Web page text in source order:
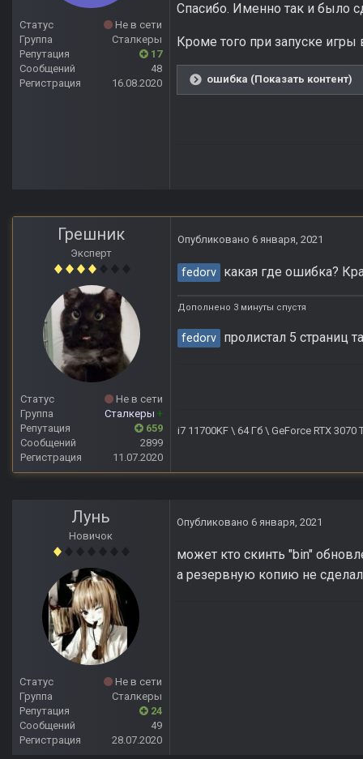
Статус
Не в сети
Группа
Сталкеры
Репутация
17
Сообщений
48
Регистрация
16.08.2020
Спасибо. Именно так и было
Кроме того при запуске игры
ошибка (Показать контент)
Грешник
Эксперт
Статус
Не в сети
Группа
Сталкеры +
Репутация
659
Сообщений
2899
Регистрация
11.07.2020
Опубликовано 6 января, 2021
fedorv какая где ошибка?
Дополнено 3 минуты спустя
fedorv пролистал 5 страниц
i7 11700KF \ 64 Гб \ GeForce RTX
Лунь
Новичок
Статус
Не в сети
Группа
Сталкеры
Репутация
24
Сообщений
49
Регистрация
28.07.2020
Опубликовано 6 января, 2021
может кто скинть "bin"
а резервную копию не сделал